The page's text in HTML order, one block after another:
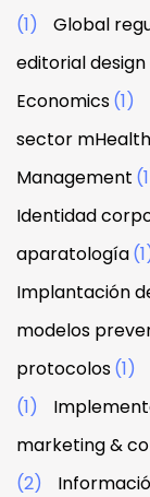
(1)
Global
editorial
Economics(1)
sector mHealth
Management
Identidad
aparatología
Implantación
modelos
protocolos(1)
(1)
marketing &
(2)